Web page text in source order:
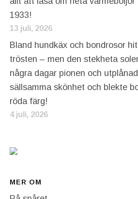
1933!
13 juli, 2026
Bland hundkäx och bondrosor
trösten – men den stekheta
några dagar pionen och
sällsamma skönhet och blekte
röda färg!
4 juli, 2026
MER OM